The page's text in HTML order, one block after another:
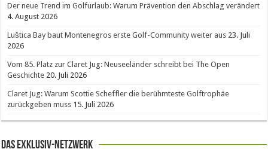
Der neue Trend im Golfurlaub: Warum Prävention den Abschlag verändert
4. August 2026
Luštica Bay baut Montenegros erste Golf-Community weiter aus 23. Juli
2026
Vom 85. Platz zur Claret Jug: Neuseeländer schreibt bei The Open
Geschichte 20. Juli 2026
Claret Jug: Warum Scottie Scheffler die berühmteste Golftrophäe
zurückgeben muss 15. Juli 2026
Das Exklusiv-Netzwerk